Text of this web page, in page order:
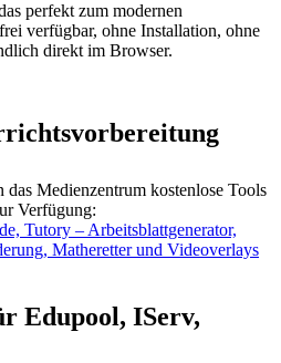
perfekt zum modernen
verfügbar, ohne Installation, ohne
direkt im Browser.
Medienzentrum kostenlose Tools
Verfügung:
Tutory – Arbeitsblattgenerator,
Matheretter und Videoverlays
Edupool, IServ,